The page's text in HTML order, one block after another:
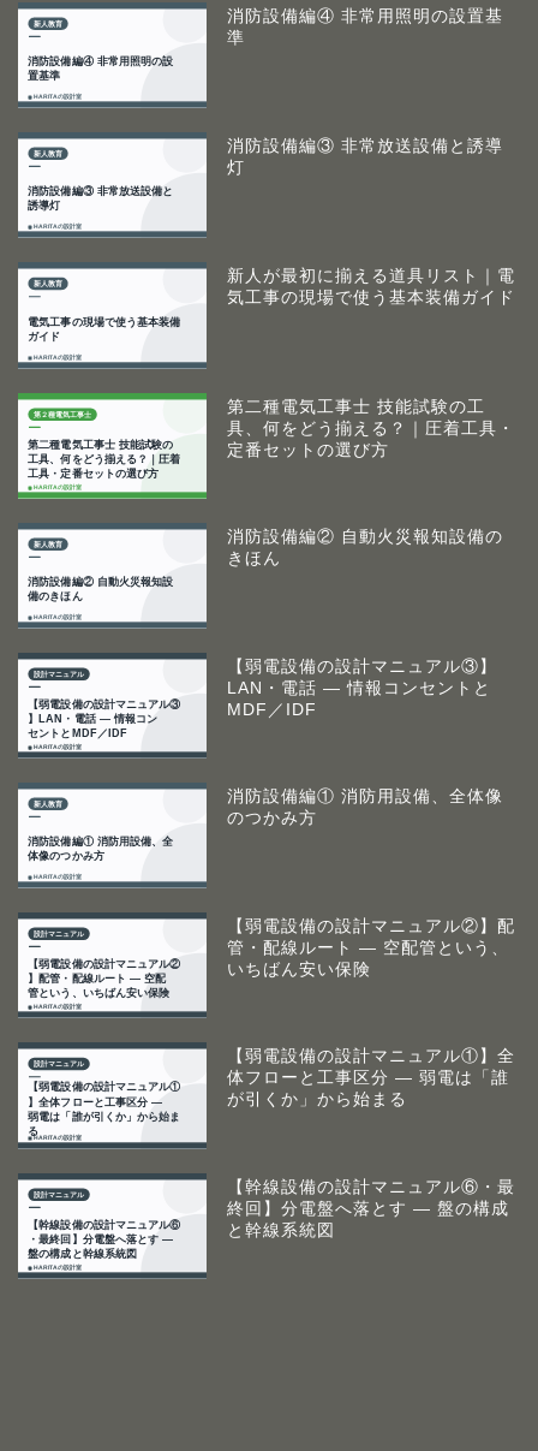
消防設備編④ 非常用照明の設置基
準
消防設備編③ 非常放送設備と誘導
灯
新人が最初に揃える道具リスト｜電
気工事の現場で使う基本装備ガイド
第二種電気工事士 技能試験の工
具、何をどう揃える？｜圧着工具・
定番セットの選び方
消防設備編② 自動火災報知設備の
きほん
【弱電設備の設計マニュアル③】
LAN・電話 ― 情報コンセントと
MDF／IDF
消防設備編① 消防用設備、全体像
のつかみ方
【弱電設備の設計マニュアル②】配
管・配線ルート ― 空配管という、
いちばん安い保険
【弱電設備の設計マニュアル①】全
体フローと工事区分 ― 弱電は「誰
が引くか」から始まる
【幹線設備の設計マニュアル⑥・最
終回】分電盤へ落とす ― 盤の構成
と幹線系統図